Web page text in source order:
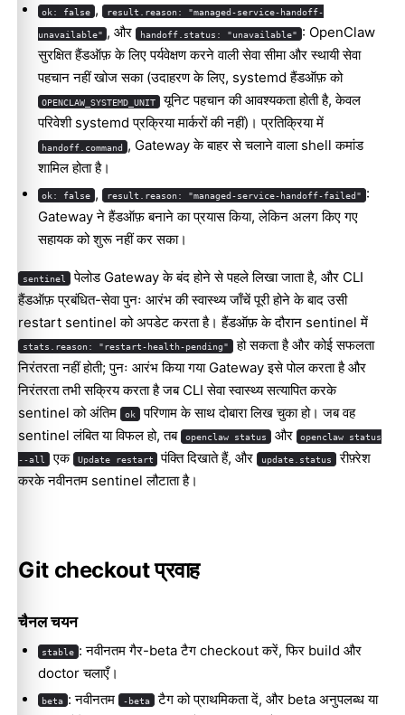
ok: false , result.reason: "managed-service-handoff-
unavailable" , और handoff.status: "unavailable" : OpenClaw
सुरक्षित हैंडऑफ़ के लिए पर्यवेक्षण करने वाली सेवा सीमा और स्थायी सेवा
पहचान नहीं खोज सका (उदाहरण के लिए, systemd हैंडऑफ़ को
OPENCLAW_SYSTEMD_UNIT
यूनिट पहचान की आवश्यकता होती है, केवल
परिवेशी systemd प्रक्रिया मार्करों की नहीं)। प्रतिक्रिया में
handoff.command , Gateway के बाहर से चलाने वाला shell कमांड
शामिल होता है।
ok: false , result.reason: "managed-service-handoff-failed" :
Gateway ने हैंडऑफ़ बनाने का प्रयास किया, लेकिन अलग किए गए
सहायक को शुरू नहीं कर सका।
sentinel पेलोड Gateway के बंद होने से पहले लिखा जाता है, और CLI
हैंडऑफ़ प्रबंधित-सेवा पुनः आरंभ की स्वास्थ्य जाँचें पूरी होने के बाद उसी
restart sentinel को अपडेट करता है। हैंडऑफ़ के दौरान sentinel में
stats.reason: "restart-health-pending" हो सकता है और कोई सफलता
निरंतरता नहीं होती; पुनः आरंभ किया गया Gateway इसे पोल करता है और
निरंतरता तभी सक्रिय करता है जब CLI सेवा स्वास्थ्य सत्यापित करके
sentinel को अंतिम
ok परिणाम के साथ दोबारा लिख चुका हो। जब वह
sentinel लंबित या विफल हो, तब
openclaw status और openclaw status
--all एक Update restart पंक्ति दिखाते हैं, और update.status रीफ़्रेश
करके नवीनतम sentinel लौटाता है।
Git checkout प्रवाह
चैनल चयन
stable : नवीनतम गैर-beta टैग checkout करें, फिर build और
doctor चलाएँ।
beta : नवीनतम -beta टैग को प्राथमिकता दें, और beta अनुपलब्ध या